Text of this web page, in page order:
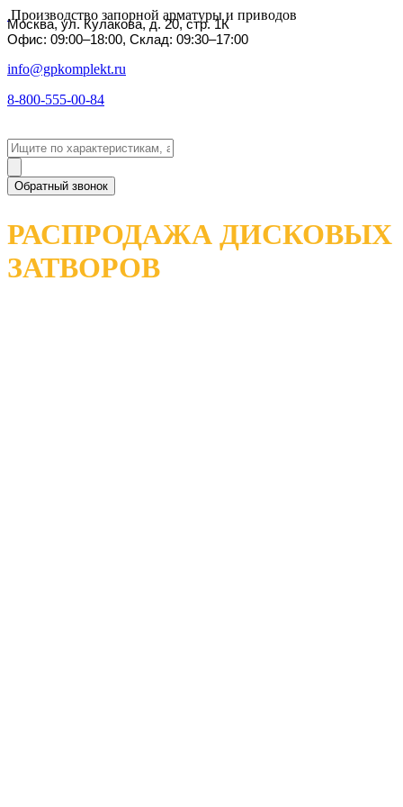
Производство запорной арматуры и приводов
Москва, ул. Кулакова, д. 20, стр. 1К
Офис: 09:00–18:00, Склад: 09:30–17:00
info@gpkomplekt.ru
8-800-555-00-84
Обратный звонок
РАСПРОДАЖА ДИСКОВЫХ
ЗАТВОРОВ